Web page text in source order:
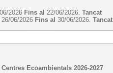
2026 Fins al 22/06/2026.Tancat
26/06/2026 Fins al 30/06/2026.Tancat
Ecoambientals 2026-2027